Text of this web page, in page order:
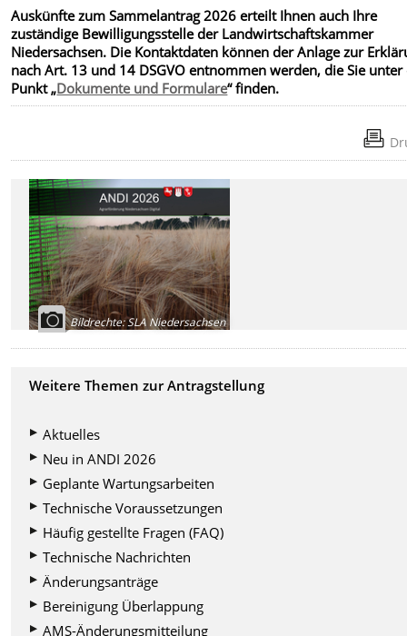
Auskünfte zum Sammelantrag 2026 erteilt Ihnen auch Ihre
zuständige Bewilligungsstelle der Landwirtschaftskammer
Niedersachsen. Die Kontaktdaten können der Anlage zur
nach Art. 13 und 14 DSGVO entnommen werden, die Sie unter
Punkt „Dokumente und Formulare“ finden.
Bildrechte:SLA Niedersachsen
Weitere Themen zur Antragstellung
Aktuelles
Neu in ANDI 2026
Geplante Wartungsarbeiten
Technische Voraussetzungen
Häufig gestellte Fragen (FAQ)
Technische Nachrichten
Änderungsanträge
Bereinigung Überlappung
AMS-Änderungsmitteilung